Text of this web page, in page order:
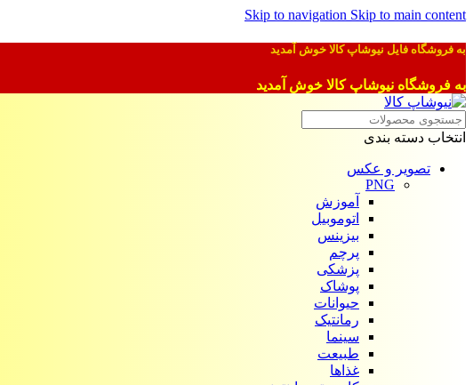
Skip to navigation Skip to main content
به فروشگاه فایل نیوشاپ کالا خوش آمدید
به فروشگاه نیوشاپ کالا خوش آمدید
انتخاب دسته بندی
تصویر و عکس
PNG
آموزش
اتوموبیل
بیزینس
پرچم
پزشکی
پوشاک
حیوانات
رمانتیک
سینما
طبیعت
غذاها